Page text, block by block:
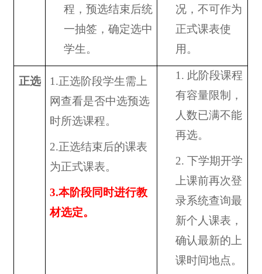
程，预选结束后统
一抽签，确定选中
学生。
况，不可作为
正式课表使
用。
正选 1.正选阶段学生需上
网查看是否中选预选
时所选课程。
2.正选结束后的课表
为正式课表。
3.本阶段同时进行教
材选定。
1. 此阶段课程
有容量限制，
人数已满不能
再选。
2.下学期开学
上课前再次登
录系统查询最
新个人课表，
确认最新的上
课时间地点。